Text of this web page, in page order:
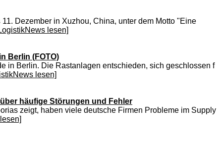
Dezember in Xuzhou, China, unter dem Motto "Eine
lesen]
Berlin (FOTO)
in Berlin. Die Rastanlagen entschieden, sich geschlossen f
lesen]
häufige Störungen und Fehler
zeigt, haben viele deutsche Firmen Probleme im Supply